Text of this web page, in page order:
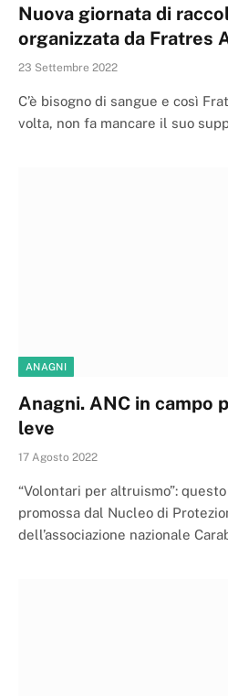
Nuova giornata di
organizzata da Fratres
23 Settembre 2022
C’è bisogno di sangue e così
volta, non fa mancare il suo
ANAGNI
Anagni. ANC in campo
leve
17 Agosto 2022
“Volontari per altruismo”:
promossa dal Nucleo di
dell’associazione nazionale